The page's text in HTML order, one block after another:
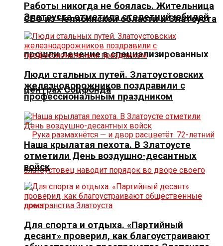
СВО из Челябинской области и Златоуста
прошли лечение в специализированных
центрах Соцфонда
Работы никогда не боялась. Жительница
Златоуста отметила столетний юбилей
Люди стальных путей. Златоустовских
железнодорожников поздравили с
профессиональным праздником
Наша крылатая пехота. В Златоусте
отметили День воздушно-десантных
войск
Для спорта и отдыха. «Партийный
десант» проверил, как благоустраивают